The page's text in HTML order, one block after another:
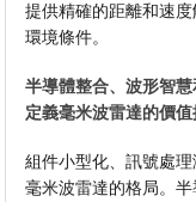
提供精確的距離和速
環境條件。
半導體整合、波形智
定義毫米波雷達的價值
組件小型化、訊號處
毫米波雷達的格局。